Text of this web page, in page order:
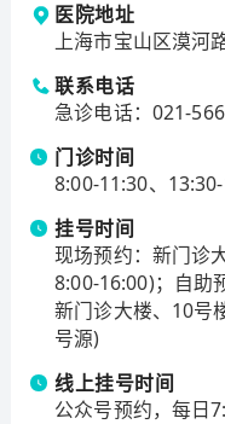
耳神经颅底外科研究
上海市骨科数字医学
中心。口腔黏膜病科
国家中西医协同旗舰
血管介入诊疗培训基
为上海市重点学科（
学为上海市重点学科
科学为上海市重点学
重”临床医学中心；
生计生系统重要薄弱
中医药新兴交叉学科
之重”临床重点学科
海交通大学医学院重
是上海交通大学血管
医院地址
上海市宝山区漠河
联系电话
急诊电话： 021-
门诊时间
8:00-11:30、
挂号时间
现场预约：新门诊
8:00-16:00)；自助
新门诊大楼、10号
号源)
线上挂号时间
公众号预约，每日